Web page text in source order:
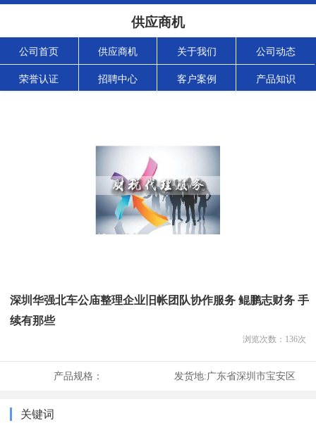
供应商机
公司首页 供应商机 关于我们 公司动态
荣誉认证 招聘中心 客户案例 产品知识
深圳华强北车公庙整理企业旧帐团队协作服务 鲲鹏志财务 手
续有那些
浏览次数： 136次
产品规格： 发货地:广东省深圳市宝安区
关键词